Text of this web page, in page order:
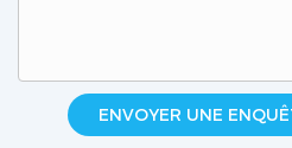
ENVOYER UNE